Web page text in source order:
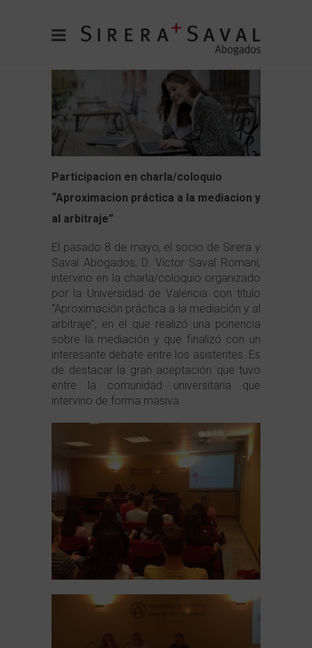
Participacion en charla/coloquio
“Aproximacion práctica a la mediacion y
al arbitraje”
El pasado 8 de mayo, el socio de Sirera y
Saval Abogados, D. Víctor Saval Romaní,
intervino en la charla/coloquio organizado
por la Universidad de Valencia con título
“Aproximación práctica a la mediación y al
arbitraje”, en el que realizó una ponencia
sobre la mediación y que finalizó con un
interesante debate entre los asistentes. Es
de destacar la gran aceptación que tuvo
entre la comunidad universitaria que
intervino de forma masiva.